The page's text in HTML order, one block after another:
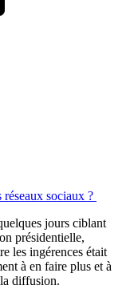
sociaux ?
jours ciblant
présidentielle,
les ingérences était
à en faire plus et à
diffusion.